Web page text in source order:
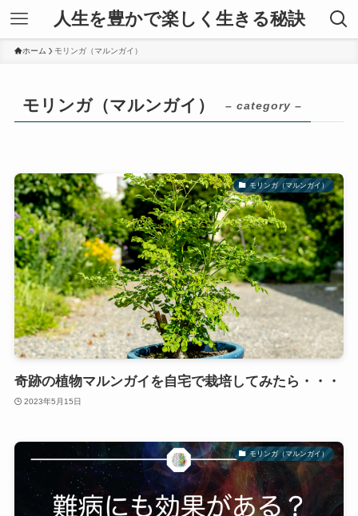
人生を豊かで楽しく生きる秘訣
ホーム モリンガ（マルンガイ）
モリンガ（マルンガイ） – category –
モリンガ（マルンガイ）
奇跡の植物マルンガイを自宅で栽培してみたら・・・
2023年5月15日
モリンガ（マルンガイ）